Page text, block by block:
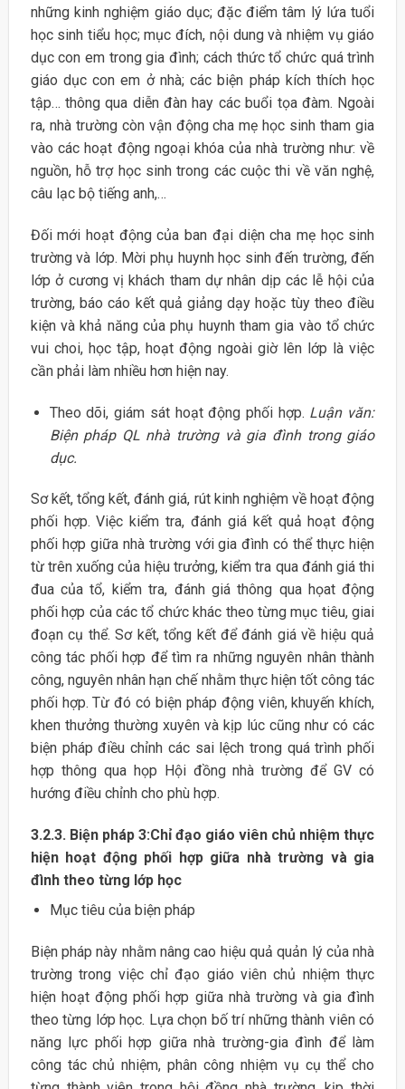
những kinh nghiệm giáo dục; đặc điểm tâm lý lứa tuổi
học sinh tiểu học; mục đích, nội dung và nhiệm vụ giáo
dục con em trong gia đình; cách thức tổ chức quá trình
giáo dục con em ở nhà; các biện pháp kích thích học
tập… thông qua diễn đàn hay các buổi tọa đàm. Ngoài
ra, nhà trường còn vận động cha mẹ học sinh tham gia
vào các hoạt động ngoại khóa của nhà trường như: về
nguồn, hỗ trợ học sinh trong các cuộc thi về văn nghệ,
câu lạc bộ tiếng anh,…
Đối mới hoạt động của ban đại diện cha mẹ học sinh
trường và lớp. Mời phụ huynh học sinh đến trường, đến
lớp ở cương vị khách tham dự nhân dịp các lễ hội của
trường, báo cáo kết quả giảng dạy hoặc tùy theo điều
kiện và khả năng của phụ huynh tham gia vào tổ chức
vui choi, học tập, hoạt động ngoài giờ lên lớp là việc
cần phải làm nhiều hơn hiện nay.
Theo dõi, giám sát hoạt động phối hợp. Luận văn:
Biện pháp QL nhà trường và gia đình trong giáo
dục.
Sơ kết, tổng kết, đánh giá, rút kinh nghiệm về hoạt động
phối hợp. Việc kiểm tra, đánh giá kết quả hoạt động
phối hợp giữa nhà trường với gia đình có thể thực hiện
từ trên xuống của hiệu trưởng, kiểm tra qua đánh giá thi
đua của tổ, kiểm tra, đánh giá thông qua họat động
phối hợp của các tổ chức khác theo từng mục tiêu, giai
đoạn cụ thể. Sơ kết, tổng kết để đánh giá về hiệu quả
công tác phối hợp để tìm ra những nguyên nhân thành
công, nguyên nhân hạn chế nhằm thực hiện tốt công tác
phối hợp. Từ đó có biện pháp động viên, khuyến khích,
khen thưởng thường xuyên và kịp lúc cũng như có các
biện pháp điều chỉnh các sai lệch trong quá trình phối
hợp thông qua họp Hội đồng nhà trường để GV có
hướng điều chỉnh cho phù hợp.
3.2.3. Biện pháp 3:Chỉ đạo giáo viên chủ nhiệm thực
hiện hoạt động phối hợp giữa nhà trường và gia
đình theo từng lớp học
Mục tiêu của biện pháp
Biện pháp này nhằm nâng cao hiệu quả quản lý của nhà
trường trong việc chỉ đạo giáo viên chủ nhiệm thực
hiện hoạt động phối hợp giữa nhà trường và gia đình
theo từng lớp học. Lựa chọn bố trí những thành viên có
năng lực phối hợp giữa nhà trường-gia đình để làm
công tác chủ nhiệm, phân công nhiệm vụ cụ thể cho